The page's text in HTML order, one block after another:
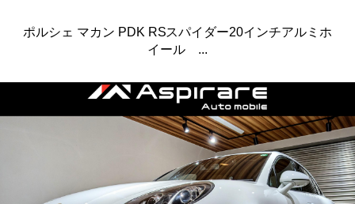
ポルシェ マカン PDK RSスパイダー20インチアルミホ
イール ...